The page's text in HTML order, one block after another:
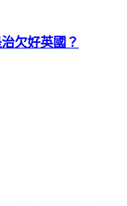
欠好英國？